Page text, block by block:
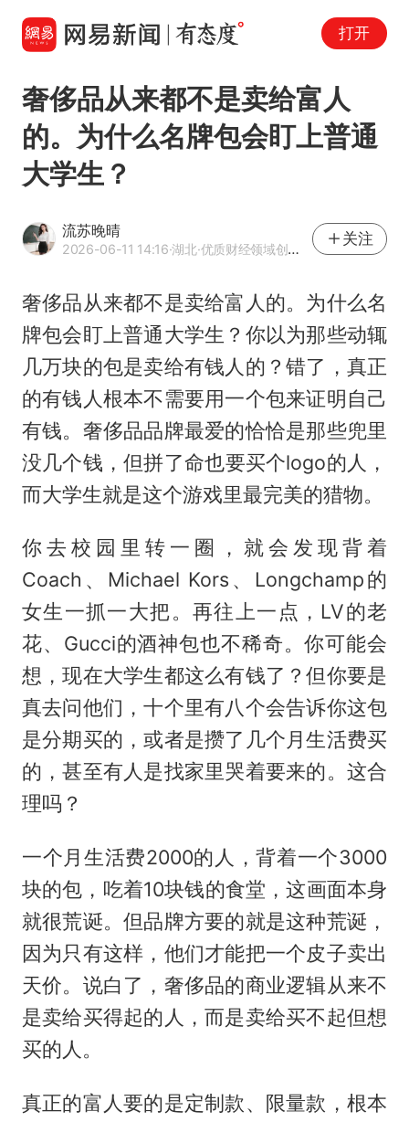
打开
奢侈品从来都不是卖给富人
的。为什么名牌包会盯上普通
大学生？
流苏晚晴
2026-06-11 14:16·湖北·优质财经领域创作者
关注
奢侈品从来都不是卖给富人的。为什么名
牌包会盯上普通大学生？你以为那些动辄
几万块的包是卖给有钱人的？错了，真正
的有钱人根本不需要用一个包来证明自己
有钱。奢侈品品牌最爱的恰恰是那些兜里
没几个钱，但拼了命也要买个logo的人，
而大学生就是这个游戏里最完美的猎物。
你去校园里转一圈，就会发现背着
Coach、Michael Kors、Longchamp的
女生一抓一大把。再往上一点，LV的老
花、Gucci的酒神包也不稀奇。你可能会
想，现在大学生都这么有钱了？但你要是
真去问他们，十个里有八个会告诉你这包
是分期买的，或者是攒了几个月生活费买
的，甚至有人是找家里哭着要来的。这合
理吗？
一个月生活费2000的人，背着一个3000
块的包，吃着10块钱的食堂，这画面本身
就很荒诞。但品牌方要的就是这种荒诞，
因为只有这样，他们才能把一个皮子卖出
天价。说白了，奢侈品的商业逻辑从来不
是卖给买得起的人，而是卖给买不起但想
买的人。
真正的富人要的是定制款、限量款，根本